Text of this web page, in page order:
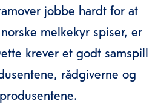
jobbe hardt for at
melkekyr spiser, er
krever et godt samspill
rådgiverne og